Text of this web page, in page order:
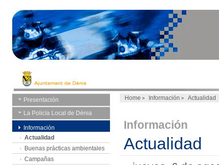
Presentación
La Policía Local de Dénia
Información
Actualidad
Buenas prácticas ambientales
Campañas
Home Información Actualidad
Información
Actualidad